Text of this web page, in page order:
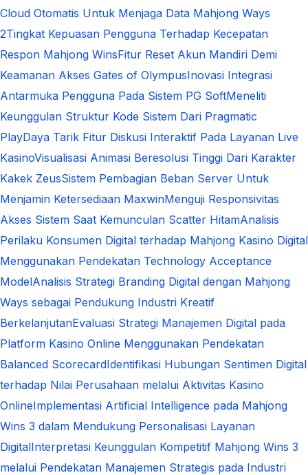
Cloud Otomatis Untuk Menjaga Data Mahjong Ways
2Tingkat Kepuasan Pengguna Terhadap Kecepatan
Respon Mahjong WinsFitur Reset Akun Mandiri Demi
Keamanan Akses Gates of OlympusInovasi Integrasi
Antarmuka Pengguna Pada Sistem PG SoftMeneliti
Keunggulan Struktur Kode Sistem Dari Pragmatic
PlayDaya Tarik Fitur Diskusi Interaktif Pada Layanan Live
KasinoVisualisasi Animasi Beresolusi Tinggi Dari Karakter
Kakek ZeusSistem Pembagian Beban Server Untuk
Menjamin Ketersediaan MaxwinMenguji Responsivitas
Akses Sistem Saat Kemunculan Scatter HitamAnalisis
Perilaku Konsumen Digital terhadap Mahjong Kasino Digital
Menggunakan Pendekatan Technology Acceptance
ModelAnalisis Strategi Branding Digital dengan Mahjong
Ways sebagai Pendukung Industri Kreatif
BerkelanjutanEvaluasi Strategi Manajemen Digital pada
Platform Kasino Online Menggunakan Pendekatan
Balanced ScorecardIdentifikasi Hubungan Sentimen Digital
terhadap Nilai Perusahaan melalui Aktivitas Kasino
OnlineImplementasi Artificial Intelligence pada Mahjong
Wins 3 dalam Mendukung Personalisasi Layanan
DigitalInterpretasi Keunggulan Kompetitif Mahjong Wins 3
melalui Pendekatan Manajemen Strategis pada Industri